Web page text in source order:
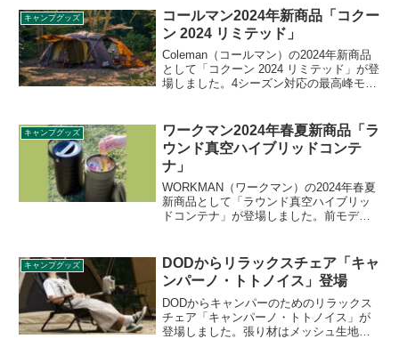
頭をしっかり支え、快適な寝心地を提供
します。詳細をレビューします。
キャンプグッズ
コールマン2024年新商品「コクー
ン 2024 リミテッド」
Coleman（コールマン）の2024年新商品
として「コクーン 2024 リミテッド」が登
場しました。4シーズン対応の最高峰モデ
ラウンのスペシャルモデルです。詳細を
レビューします。
キャンプグッズ
ワークマン2024年春夏新商品「ラ
ウンド真空ハイブリッドコンテ
ナ」
WORKMAN（ワークマン）の2024年春夏
新商品として「ラウンド真空ハイブリッ
ドコンテナ」が登場しました。前モデル
ウンの2色展開となります。詳細をレビュ
ーします。
キャンプグッズ
DODからリラックスチェア「キャ
ンパーノ・トトノイス」登場
DODからキャンパーのためのリラックス
チェア「キャンパーノ・トトノイス」が
登場しました。張り材はメッシュ生地で